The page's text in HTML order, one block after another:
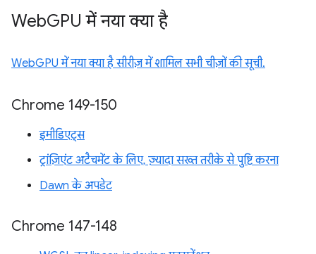
WebGPU में नया क्या है
WebGPU में नया क्या है सीरीज़ में शामिल सभी चीज़ों की सूची.
Chrome 149-150
इमीडिएट्स
ट्रांज़िएंट अटैचमेंट के लिए, ज़्यादा सख्त तरीके से पुष्टि करना
Dawn के अपडेट
Chrome 147-148